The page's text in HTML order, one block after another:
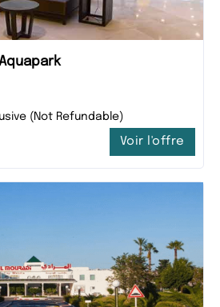
(Not Refundable)
Voir l'offre